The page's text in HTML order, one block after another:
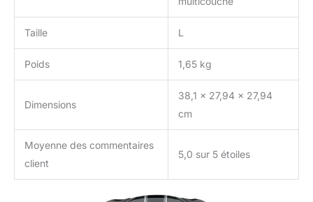
Taille L
Poids 1,65 kg
Dimensions
38,1 x 27,94 x 27,94
cm
Moyenne des commentaires
client
5,0 sur 5 étoiles